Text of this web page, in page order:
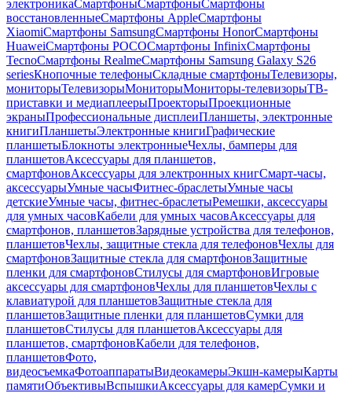
электроникаСмартфоныСмартфоныСмартфоны
восстановленныеСмартфоны AppleСмартфоны
XiaomiСмартфоны SamsungСмартфоны HonorСмартфоны
HuaweiСмартфоны POCOСмартфоны InfinixСмартфоны
TecnoСмартфоны RealmeСмартфоны Samsung Galaxy S26
seriesКнопочные телефоныСкладные смартфоныТелевизоры,
мониторыТелевизорыМониторыМониторы-телевизорыТВ-
приставки и медиаплеерыПроекторыПроекционные
экраныПрофессиональные дисплеиПланшеты, электронные
книгиПланшетыЭлектронные книгиГрафические
планшетыБлокноты электронныеЧехлы, бамперы для
планшетовАксессуары для планшетов,
смартфоновАксессуары для электронных книгСмарт-часы,
аксессуарыУмные часыФитнес-браслетыУмные часы
детскиеУмные часы, фитнес-браслетыРемешки, аксессуары
для умных часовКабели для умных часовАксессуары для
смартфонов, планшетовЗарядные устройства для телефонов,
планшетовЧехлы, защитные стекла для телефоновЧехлы для
смартфоновЗащитные стекла для смартфоновЗащитные
пленки для смартфоновСтилусы для смартфоновИгровые
аксессуары для смартфоновЧехлы для планшетовЧехлы с
клавиатурой для планшетовЗащитные стекла для
планшетовЗащитные пленки для планшетовСумки для
планшетовСтилусы для планшетовАксессуары для
планшетов, смартфоновКабели для телефонов,
планшетовФото,
видеосъемкаФотоаппаратыВидеокамерыЭкшн-камерыКарты
памятиОбъективыВспышкиАксессуары для камерСумки и